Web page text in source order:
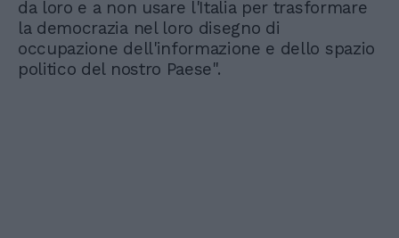
da loro e a non usare l'Italia per trasformare
la democrazia nel loro disegno di
occupazione dell'informazione e dello spazio
politico del nostro Paese".